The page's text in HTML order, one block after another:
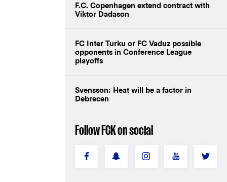
F.C. Copenhagen extend contract with
Viktor Dadason
FC Inter Turku or FC Vaduz possible
opponents in Conference League
playoffs
Svensson: Heat will be a factor in
Debrecen
Follow FCK on social